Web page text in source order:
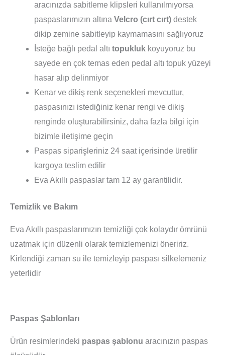
aracınızda sabitleme klipsleri kullanılmıyorsa
paspaslarımızın altına Velcro (cırt cırt) destek
dikip zemine sabitleyip kaymamasını sağlıyoruz
İsteğe bağlı pedal altı topukluk koyuyoruz bu
sayede en çok temas eden pedal altı topuk yüzeyi
hasar alıp delinmiyor
Kenar ve dikiş renk seçenekleri mevcuttur,
paspasınızı istediğiniz kenar rengi ve dikiş
renginde oluşturabilirsiniz, daha fazla bilgi için
bizimle iletişime geçin
Paspas siparişleriniz 24 saat içerisinde üretilir
kargoya teslim edilir
Eva Akıllı paspaslar tam 12 ay garantilidir.
Temizlik ve Bakım
Eva Akıllı paspaslarımızın temizliği çok kolaydır ömrünü
uzatmak için düzenli olarak temizlemenizi öneririz.
Kirlendiği zaman su ile temizleyip paspası silkelemeniz
yeterlidir
Paspas Şablonları
Ürün resimlerindeki paspas şablonu aracınızın paspas